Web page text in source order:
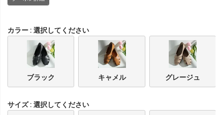
カラー 選択してください
ブラック キャメル グレージュ
サイズ
選択してください